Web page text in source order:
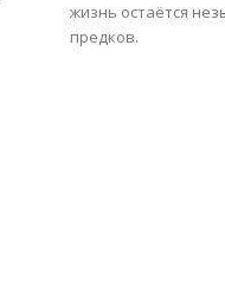
жизнь остаётся
предков.